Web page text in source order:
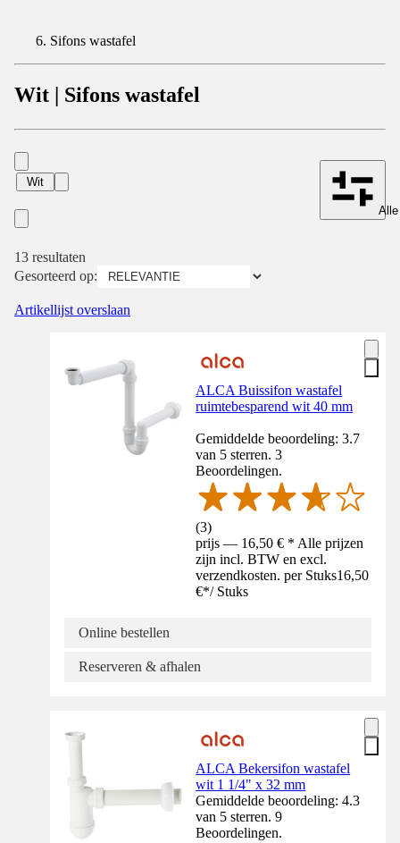
Sifons wastafel
Wit | Sifons wastafel
Wit
13 resultaten
Gesorteerd op:
Artikellijst overslaan
ALCA Buissifon wastafel
ruimtebesparend wit 40 mm
Gemiddelde beoordeling: 3.7
van 5 sterren. 3
Beoordelingen.
(3)
prijs — 16,50 € * Alle prijzen
zijn incl. BTW en excl.
verzendkosten. per Stuks16,50
€*/ Stuks
Online bestellen
Reserveren & afhalen
ALCA Bekersifon wastafel
wit 1 1/4" x 32 mm
Gemiddelde beoordeling: 4.3
van 5 sterren. 9
Beoordelingen.